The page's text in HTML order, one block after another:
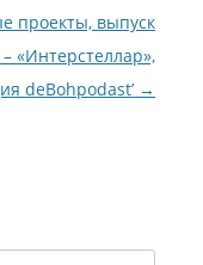
проекты, выпуск
«Интерстеллар»,
deBohpodast’ →